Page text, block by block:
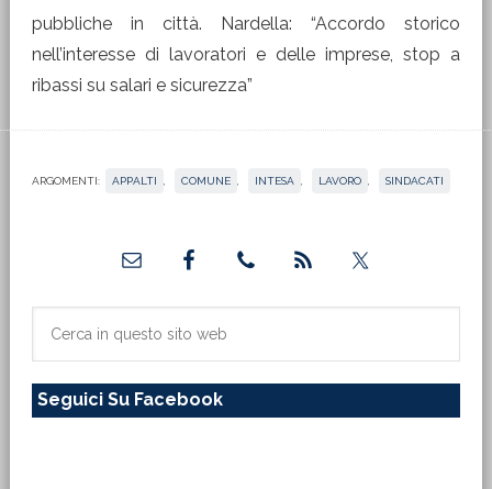
pubbliche in città. Nardella: “Accordo storico
nell’interesse di lavoratori e delle imprese, stop a
ribassi su salari e sicurezza”
ARGOMENTI: APPALTI COMUNE INTESA LAVORO SINDACATI
primaria
sito
Seguici Su Facebook